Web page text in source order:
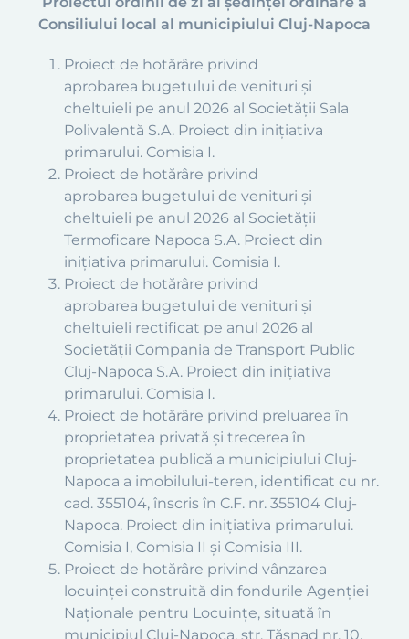
Consiliului local al municipiului Cluj-Napoca
Proiect de hotărâre privind
aprobarea bugetului de venituri și
cheltuieli pe anul 2026 al Societății Sala
Polivalentă S.A. Proiect din inițiativa
primarului. Comisia I.
Proiect de hotărâre privind
aprobarea bugetului de venituri și
cheltuieli pe anul 2026 al Societății
Termoficare Napoca S.A. Proiect din
inițiativa primarului. Comisia I.
Proiect de hotărâre privind
aprobarea bugetului de venituri și
cheltuieli rectificat pe anul 2026 al
Societății Compania de Transport Public
Cluj-Napoca S.A. Proiect din inițiativa
primarului. Comisia I.
Proiect de hotărâre privind preluarea în
proprietatea privată și trecerea în
proprietatea publică a municipiului Cluj-
Napoca a imobilului-teren, identificat cu nr.
cad. 355104, înscris în C.F. nr. 355104 Cluj-
Napoca. Proiect din inițiativa primarului.
Comisia I, Comisia II și Comisia III.
Proiect de hotărâre privind vânzarea
locuinței construită din fondurile Agenției
Naționale pentru Locuințe, situată în
municipiul Cluj-Napoca, str. Tășnad nr. 10,